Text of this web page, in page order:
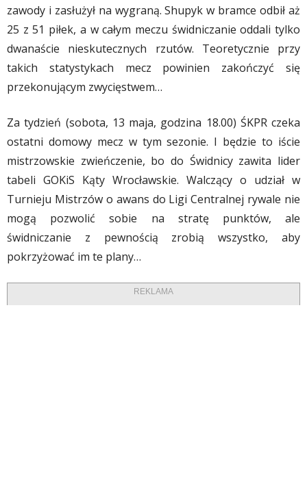
zawody i zasłużył na wygraną. Shupyk w bramce odbił aż
25 z 51 piłek, a w całym meczu świdniczanie oddali tylko
dwanaście nieskutecznych rzutów. Teoretycznie przy
takich statystykach mecz powinien zakończyć się
przekonującym zwycięstwem…
Za tydzień (sobota, 13 maja, godzina 18.00) ŚKPR czeka
ostatni domowy mecz w tym sezonie. I będzie to iście
mistrzowskie zwieńczenie, bo do Świdnicy zawita lider
tabeli GOKiS Kąty Wrocławskie. Walczący o udział w
Turnieju Mistrzów o awans do Ligi Centralnej rywale nie
mogą pozwolić sobie na stratę punktów, ale
świdniczanie z pewnością zrobią wszystko, aby
pokrzyżować im te plany…
REKLAMA